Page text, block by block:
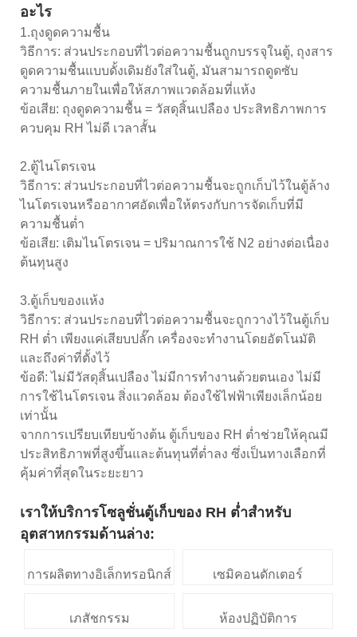
อะไร
1.ถุงดูดความชื้น
วิธีการ: ส่วนประกอบที่ไวต่อความชื้นถูกบรรจุในตู้, ถุงสาร
ดูดความชื้นแบบดั้งเดิมยังใส่ในตู้, มันสามารถดูดซับ
ความชื้นภายในเพื่อให้สภาพแวดล้อมที่แห้ง
ข้อเสีย: ถุงดูดความชื้น = วัสดุสิ้นเปลือง ประสิทธิภาพการ
ควบคุม RH ไม่ดี เวลาสั้น
2.ตู้ไนโตรเจน
วิธีการ: ส่วนประกอบที่ไวต่อความชื้นจะถูกเก็บไว้ในตู้ล้าง
ไนโตรเจนหรืออากาศอัดเพื่อให้ตรงกับการจัดเก็บที่มี
ความชื้นต่ำ
ข้อเสีย: เติมไนโตรเจน = ปริมาณการใช้ N2 อย่างต่อเนื่อง
ต้นทุนสูง
3.ตู้เก็บของแห้ง
วิธีการ: ส่วนประกอบที่ไวต่อความชื้นจะถูกวางไว้ในตู้เก็บ
RH ต่ำ เพียงแค่เสียบปลั๊ก เครื่องจะทำงานโดยอัตโนมัติ
และถึงค่าที่ตั้งไว้
ข้อดี: ไม่มีวัสดุสิ้นเปลือง ไม่มีการทำงานด้วยตนเอง ไม่มี
การใช้ไนโตรเจน สิ่งแวดล้อม ต้องใช้ไฟฟ้าเพียงเล็กน้อย
เท่านั้น
จากการเปรียบเทียบข้างต้น ตู้เก็บของ RH ต่ำช่วยให้คุณมี
ประสิทธิภาพที่สูงขึ้นและต้นทุนที่ต่ำลง ซึ่งเป็นทางเลือกที่
คุ้มค่าที่สุดในระยะยาว
เราให้บริการโซลูชั่นตู้เก็บของ RH ต่ำสำหรับ
อุตสาหกรรมด้านล่าง:
การผลิตทางอิเล็กทรอนิกส์ เซมิคอนดักเตอร์
เภสัชกรรม ห้องปฏิบัติการ